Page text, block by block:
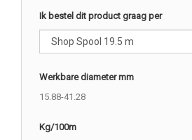
Ik bestel dit product graag per
Werkbare diameter mm
15.88-41.28
Kg/100m